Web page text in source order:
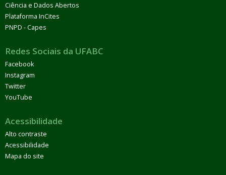
Ciência e Dados Abertos
Plataforma InCites
PNPD - Capes
Redes Sociais da UFABC
Facebook
Instagram
Twitter
YouTube
Acessibilidade
Alto contraste
Acessibilidade
Mapa do site